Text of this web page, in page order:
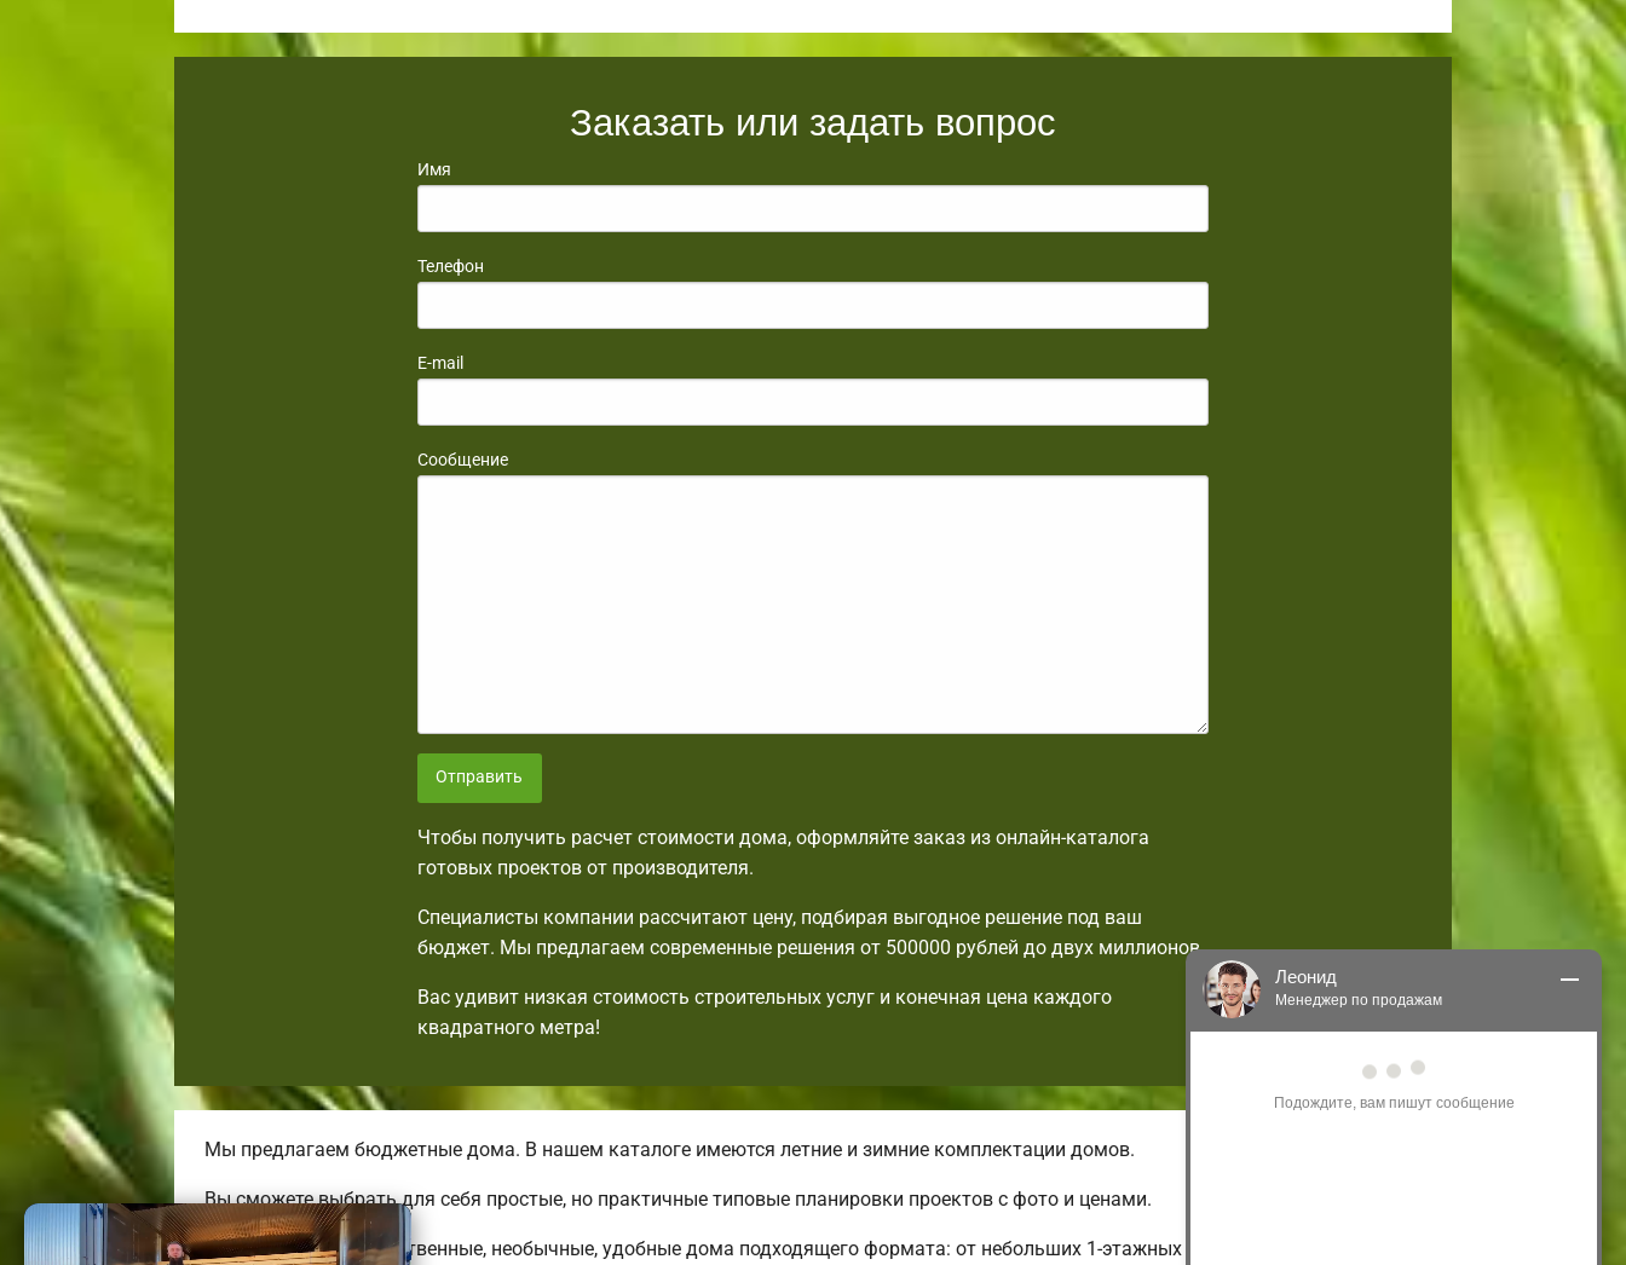
Заказать или задать вопрос
Имя
Телефон
E-mail
Сообщение
Отправить
Чтобы получить расчет стоимости дома, оформляйте заказ из онлайн-каталога
готовых проектов от производителя.
Специалисты компании рассчитают цену, подбирая выгодное решение под ваш
бюджет. Мы предлагаем современные решения от 500000 рублей до двух миллионов.
Вас удивит низкая стоимость строительных услуг и конечная цена каждого
квадратного метра!
Мы предлагаем бюджетные дома. В нашем каталоге имеются летние и зимние комплектации домов.
Вы сможете выбрать для себя простые, но практичные типовые планировки проектов с фото и ценами.
Мы предлагаем качественные, необычные, удобные дома подходящего формата: от небольших 1-этажных и бюджетных до
Леонид
Менеджер по продажам
Здравствуйте! Я могу
акциям и проектам.